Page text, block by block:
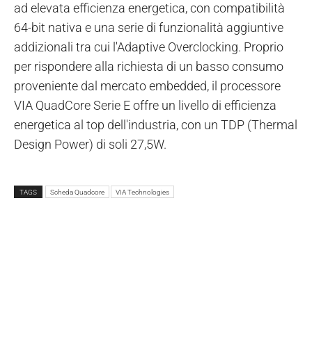
ad elevata efficienza energetica, con compatibilità
64-bit nativa e una serie di funzionalità aggiuntive
addizionali tra cui l'Adaptive Overclocking. Proprio
per rispondere alla richiesta di un basso consumo
proveniente dal mercato embedded, il processore
VIA QuadCore Serie E offre un livello di efficienza
energetica al top dell'industria, con un TDP (Thermal
Design Power) di soli 27,5W.
TAGS Scheda Quadcore VIA Technologies